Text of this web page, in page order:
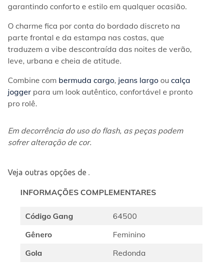
garantindo conforto e estilo em qualquer ocasião.
O charme fica por conta do bordado discreto na
parte frontal e da estampa nas costas, que
traduzem a vibe descontraída das noites de verão,
leve, urbana e cheia de atitude.
Combine com bermuda cargo, jeans largo ou calça
jogger para um look autêntico, confortável e pronto
pro rolê.
Em decorrência do uso do flash, as peças podem
sofrer alteração de cor.
Veja outras opções de .
INFORMAÇÕES COMPLEMENTARES
Código Gang
64500
Gênero
Feminino
Gola
Redonda